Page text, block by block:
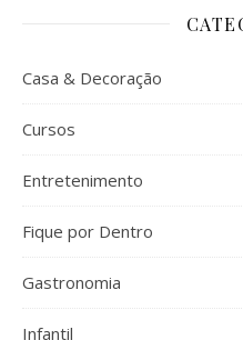
Casa & Decoração
Cursos
Entretenimento
Fique por Dentro
Gastronomia
Infantil